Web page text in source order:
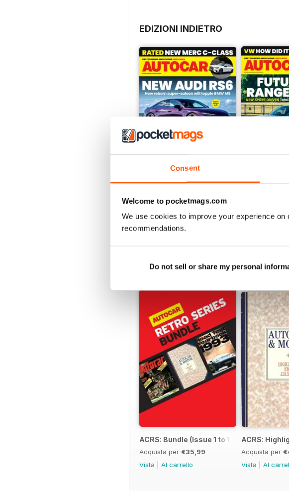
Consent
Welcome to pocketmags.com
We use cookies to improve your experience
recommendations.
Do not sell or share my personal
EDIZIONI INDIETRO
29-Jul-26
Acquista per€4,99
22-Jul-26
RETRO SERIES
ACRS: Bundle (Issue 1 to 14)
Acquista per €35,99
Vista
Al carrello
ACRS:
Acquista per
Vista
Al